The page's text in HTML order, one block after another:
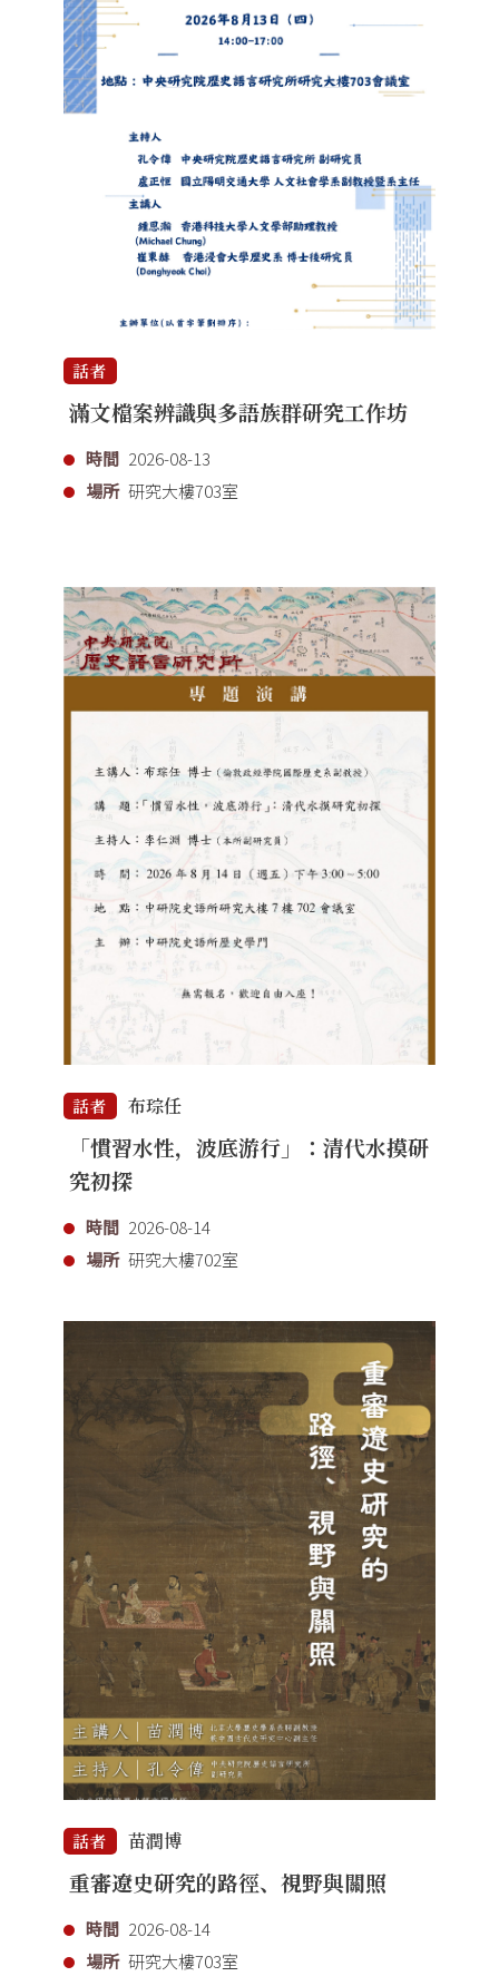
話者
滿文檔案辨識與多語族群研究工作坊
時間 2026-08-13
場所 研究大樓703室
話者 布琮任
「慣習水性，波底游行」：清代水摸研
究初探
時間 2026-08-14
場所 研究大樓702室
話者 苗潤博
重審遼史研究的路徑、視野與關照
時間 2026-08-14
場所 研究大樓703室